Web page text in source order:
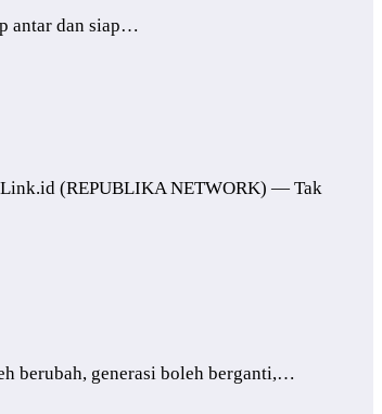
antar dan siap…
(REPUBLIKA NETWORK) — Tak
berubah, generasi boleh berganti,…